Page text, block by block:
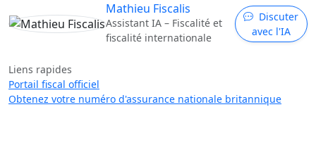
Mathieu Fiscalis
Assistant IA – Fiscalité et
fiscalité internationale
Discuter
avec l'IA
Liens rapides
Portail fiscal officiel
Obtenez votre numéro d'assurance nationale britannique